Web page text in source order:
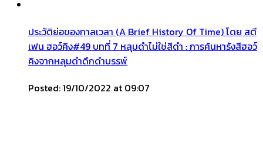
ประวัติย่อของกาลเวลา (A Brief History Of Time) โดย สตี
เฟน ฮอว์คิง#49 บทที่ 7 หลุมดำไม่ใช่สีดำ : การค้นหารังสีฮอว์
คิงจากหลุมดำดึกดำบรรพ์
Posted: 19/10/2022 at 09:07